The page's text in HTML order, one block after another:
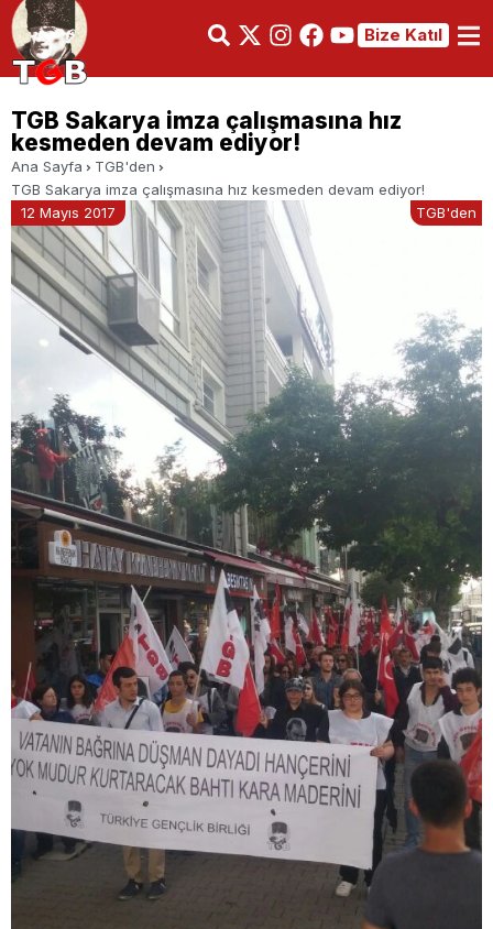
Bize Katıl
TGB Sakarya imza çalışmasına hız
kesmeden devam ediyor!
Ana Sayfa
TGB'den
TGB Sakarya imza çalışmasına hız kesmeden devam ediyor!
12 Mayıs 2017
TGB'den